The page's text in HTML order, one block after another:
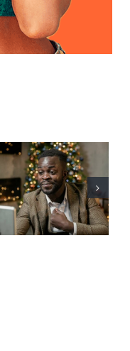
Come
nascondere i
follower su
LinkedIn per
proteggere